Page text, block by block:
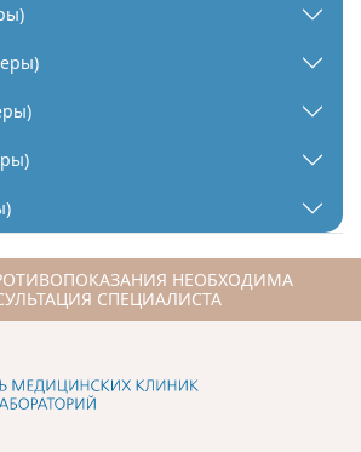
НЕОБХОДИМА
СПЕЦИАЛИСТА